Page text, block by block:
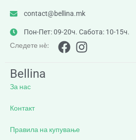
contact@bellina.mk
Пон-Пет: 09-20ч. Сабота: 10-15ч.
Следете нè:
Bellina
За нас
Контакт
Правила на купување